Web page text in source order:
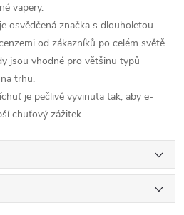
vapery.
osvědčená značka s dlouholetou
od zákazníků po celém světě.
jsou vhodné pro většinu typů
trhu.
je pečlivě vyvinuta tak, aby e-
chuťový zážitek.